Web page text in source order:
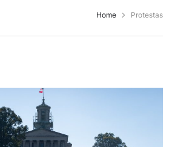
Home Protestas